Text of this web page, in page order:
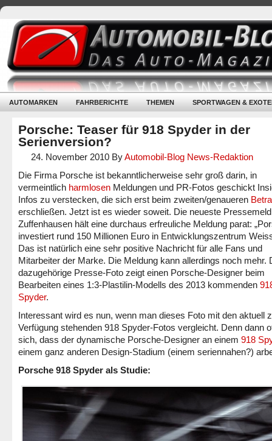
AUTOMARKEN FAHRBERICHTE THEMEN SPORTWAGEN &
Porsche: Teaser für 918 Spyder in der
Serienversion?
24. November 2010 ByAutomobil-Blog News-Redaktion
Die Firma Porsche ist bekanntlicherweise sehr groß darin, in
vermeintlich harmlosen Meldungen und PR-Fotos geschickt
Infos zu verstecken, die sich erst beim zweiten/genaueren
erschließen. Jetzt ist es wieder soweit. Die neueste
Zuffenhausen hält eine durchaus erfreuliche Meldung parat:
investiert rund 150 Millionen Euro in Entwicklungszentrum
Das ist natürlich eine sehr positive Nachricht für alle Fans und
Mitarbeiter der Marke. Die Meldung kann allerdings noch mehr.
dazugehörige Presse-Foto zeigt einen Porsche-Designer beim
Bearbeiten eines 1:3-Plastilin-Modells des 2013 kommenden
Spyder.
Interessant wird es nun, wenn man dieses Foto mit den aktuell
Verfügung stehenden 918 Spyder-Fotos vergleicht. Denn dann
sich, dass der dynamische Porsche-Designer an einem 918
einem ganz anderen Design-Stadium (einem seriennahen?)
Porsche 918 Spyder als Studie: